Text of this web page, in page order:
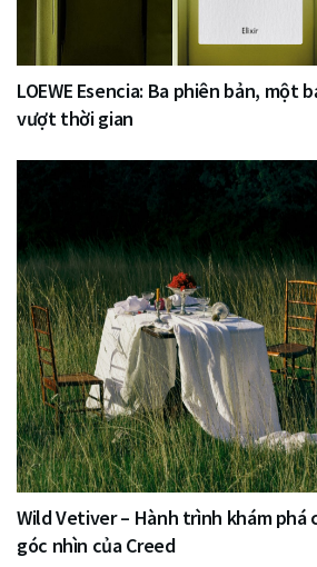
LOEWE Esencia: Ba phiên bản, một
vượt thời gian
Wild Vetiver – Hành trình khám phá
góc nhìn của Creed